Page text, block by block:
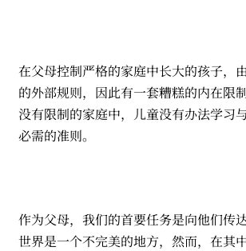
在父母控制严格的家庭中长大的孩子，
的外部规则，因此有一套糟糕的内在限
没有限制的家庭中，儿童没有办法学习
必需的准则。
作为父母，我们的首要任务是向他们传
世界是一个不完美的地方，然而，在其